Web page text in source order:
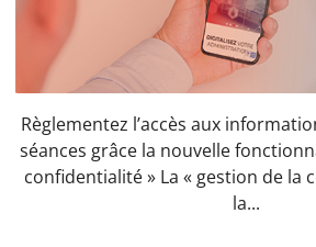
Règlementez l’accès aux
séances grâce la nouvelle
confidentialité » La « gestion de la
la...